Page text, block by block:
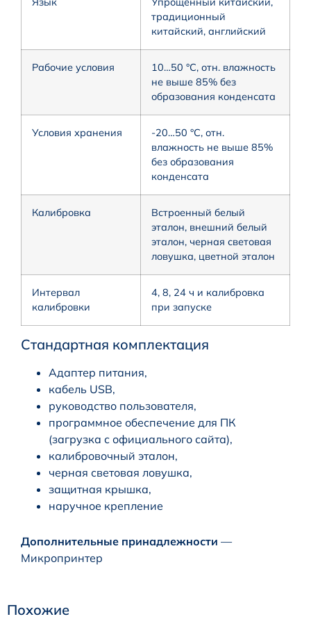
традиционный
китайский, английский
Рабочие условия
10…50 °С, отн. влажность
не выше 85% без
образования конденсата
Условия хранения
-20…50 °С, отн.
влажность не выше 85%
без образования
конденсата
Калибровка
Встроенный белый
эталон, внешний белый
эталон, черная световая
ловушка, цветной эталон
Интервал
калибровки
4, 8, 24 ч и калибровка
при запуске
Стандартная комплектация
Адаптер питания,
кабель USB,
руководство пользователя,
программное обеспечение для ПК
(загрузка с официального сайта),
калибровочный эталон,
черная световая ловушка,
защитная крышка,
наручное крепление
Дополнительные принадлежности —
Микропринтер
Похожие